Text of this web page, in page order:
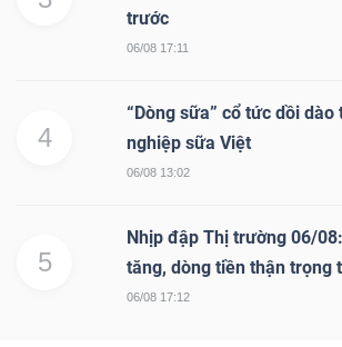
trước
06/08 17:11
4
“Dòng sữa” cổ tức dồi dào
nghiệp sữa Việt
06/08 13:02
5
Nhịp đập Thị trường 06/
tăng, dòng tiền thận trọng
06/08 17:12